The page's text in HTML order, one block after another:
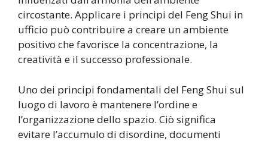
circostante. Applicare i principi del Feng Shui in
ufficio può contribuire a creare un ambiente
positivo che favorisce la concentrazione, la
creatività e il successo professionale.
Uno dei principi fondamentali del Feng Shui sul
luogo di lavoro è mantenere l’ordine e
l’organizzazione dello spazio. Ciò significa
evitare l’accumulo di disordine, documenti